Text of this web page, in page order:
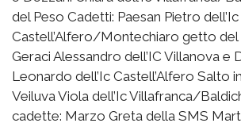
del Peso Cadetti: Paesan Pietro dell’Ic
Castell’Alfero/Montechiaro getto del
Geraci Alessandro dell’IC Villanova e
Leonardo dell’Ic Castell’Alfero Salto
Veiluva Viola dell’Ic Villafranca/
cadette: Marzo Greta della SMS